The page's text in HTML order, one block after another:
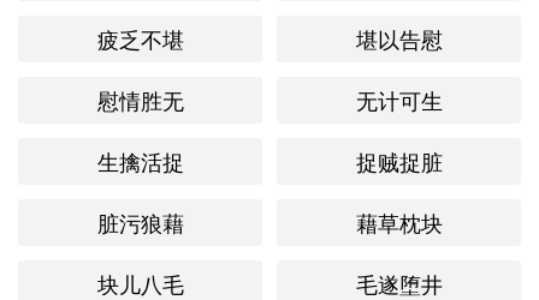
疲乏不堪
堪以告慰
慰情胜无
无计可生
生擒活捉
捉贼捉脏
脏污狼藉
藉草枕块
块儿八毛
毛遂堕井